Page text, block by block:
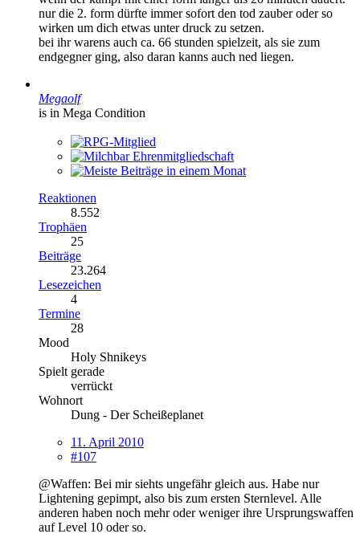
nur die 2. form dürfte immer sofort den tod zauber oder so
wirken um dich etwas unter druck zu setzen.
bei ihr warens auch ca. 66 stunden spielzeit, als sie zum
endgegner ging, also daran kanns auch ned liegen.
Megaolf
is in Mega Condition
Reaktionen
8.552
Trophäen
25
Beiträge
23.264
Lesezeichen
4
Termine
28
Mood
Holy Shnikeys
Spielt gerade
verrückt
Wohnort
Dung - Der Scheißeplanet
11. April 2010
#107
@Waffen: Bei mir siehts ungefähr gleich aus. Habe nur
Lightening gepimpt, also bis zum ersten Sternlevel. Alle
anderen haben noch mehr oder weniger ihre Ursprungswaffen
auf Level 10 oder so.